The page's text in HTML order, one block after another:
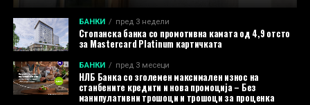
БАНКИ пред 3 недели
Стопанска банка со промотивна камата од 4,9 отсто
за Mastercard Platinum картичката
БАНКИ пред 3 месеци
НЛБ Банка со зголемен максимален износ на
станбените кредити и нова промоција – Без
манипулативни трошоци и трошоци за проценка